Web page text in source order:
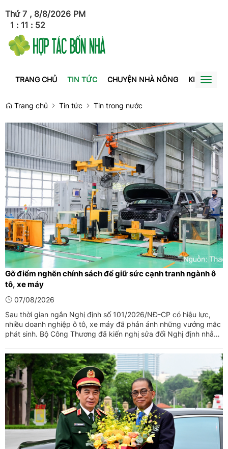
Thứ 7 , 8/8/2026
1 : 11 : 53
PM
TRANG CHỦ TIN TỨC CHUYỆN NHÀ NÔNG KINH TẾToggle
Trang chủ
Tin tức Tin trong nước
Gỡ điểm nghẽn chính sách để giữ sức cạnh tranh ngành ô
tô, xe máy
07/08/2026
Sau thời gian ngắn Nghị định số 101/2026/NĐ-CP có hiệu lực,
nhiều doanh nghiệp ô tô, xe máy đã phản ánh những vướng mắc
phát sinh. Bộ Công Thương đã kiến nghị sửa đổi Nghị định nhằm
ngành.